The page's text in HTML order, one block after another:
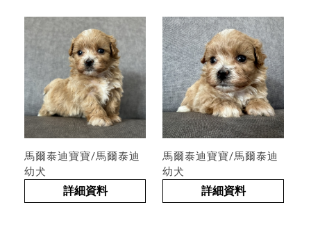
馬爾泰迪寶寶/馬爾泰迪
幼犬
詳細資料
馬爾泰迪寶寶/馬爾泰迪
幼犬
詳細資料